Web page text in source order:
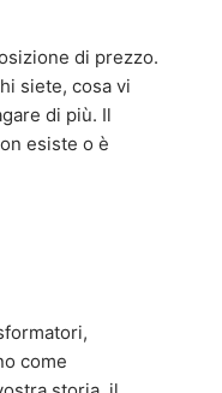
di prezzo.
siete, cosa vi
di più. Il
esiste o è
come